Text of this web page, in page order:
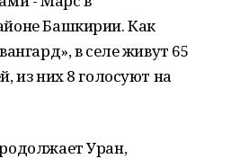
Башкирии. Как
в селе живут 65
из них 8 голосуют на
Уран,